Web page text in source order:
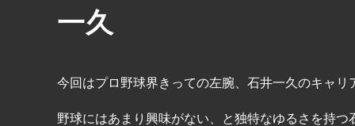
一久
今回はプロ野球界きっての左腕、石井一久のキャリ
野球にはあまり興味がない、と独特なゆるさを持